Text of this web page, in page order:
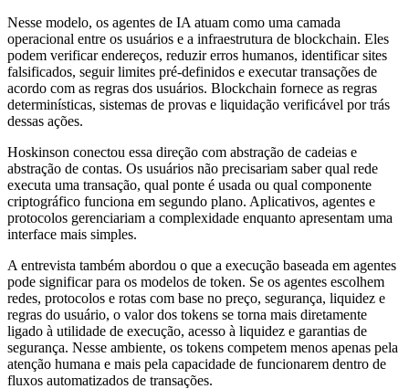
Nesse modelo, os agentes de IA atuam como uma camada
operacional entre os usuários e a infraestrutura de blockchain. Eles
podem verificar endereços, reduzir erros humanos, identificar sites
falsificados, seguir limites pré-definidos e executar transações de
acordo com as regras dos usuários. Blockchain fornece as regras
determinísticas, sistemas de provas e liquidação verificável por trás
dessas ações.
Hoskinson conectou essa direção com abstração de cadeias e
abstração de contas. Os usuários não precisariam saber qual rede
executa uma transação, qual ponte é usada ou qual componente
criptográfico funciona em segundo plano. Aplicativos, agentes e
protocolos gerenciariam a complexidade enquanto apresentam uma
interface mais simples.
A entrevista também abordou o que a execução baseada em agentes
pode significar para os modelos de token. Se os agentes escolhem
redes, protocolos e rotas com base no preço, segurança, liquidez e
regras do usuário, o valor dos tokens se torna mais diretamente
ligado à utilidade de execução, acesso à liquidez e garantias de
segurança. Nesse ambiente, os tokens competem menos apenas pela
atenção humana e mais pela capacidade de funcionarem dentro de
fluxos automatizados de transações.